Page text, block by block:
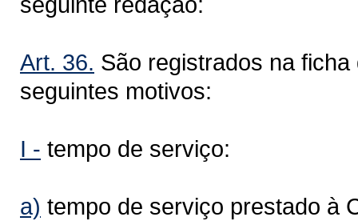
Art. 36. São registrados na
seguintes motivos:
I - tempo de serviço:
a) tempo de serviço prestado à